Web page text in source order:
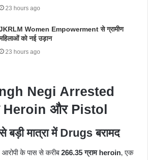
23 hours ago
Women Empowerment से ग्रामीण
को नई उड़ान
23 hours ago
Negi Arrested
Heroin और Pistol
बड़ी मात्रा में Drugs बरामद
आरोपी के पास से करीब266.35 ग्राम heroin, एक